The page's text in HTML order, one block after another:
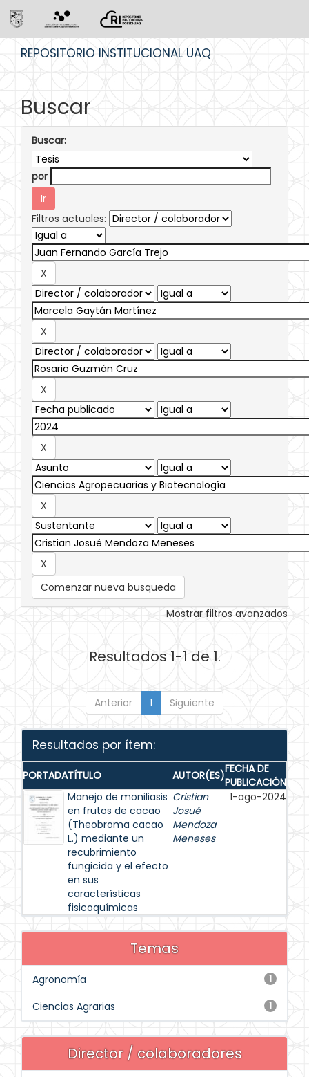
REPOSITORIO INSTITUCIONAL UAQ
Buscar
Buscar:
por
Filtros actuales:
Comenzar nueva busqueda
Mostrar filtros avanzados
Resultados 1-1 de 1.
Anterior 1 Siguiente
Resultados por ítem:
PORTADATÍTULO AUTOR(ES)FECHA DE
PUBLICACIÓN
Manejo de moniliasis
en frutos de cacao
(Theobroma cacao
L.) mediante un
recubrimiento
fungicida y el efecto
en sus
características
fisicoquímicas
Cristian
Josué
Mendoza
Meneses
1-ago-2024
Temas
1
Agronomía
1
Ciencias Agrarias
Director / colaboradores